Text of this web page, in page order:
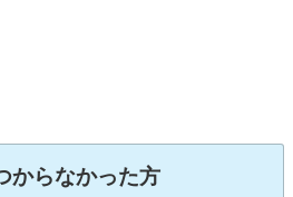
からなかった方